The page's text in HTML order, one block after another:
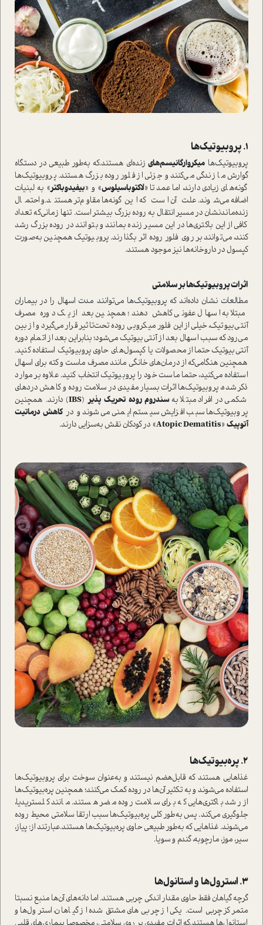
1. پروبیوتیک‌ها
پروبیوتیک‌ها میکروارگانیسم‌هایزنده‌ای هستند‌.که به‌طور طبیعی در دستگاه
گوارش ما زندگی می‌کنند و جزئی از فلور روده بزرگ هستند‌. پروبیوتیک‌ها
گونه‌های زیادی دارند‌، اما عمدتا «لاکتوباسیلوس» و «بیفیدوباکتر» به لبنیات
اضافه می‌شوند. علت آن ا‌ست که این‌گونه‌ها مقاوم‌تر هستند‌.و احتمال
زنده‌ماندنشان در مسیر انتقال به روده بزرگ بیشتر ا‌ست. تنها زمانی‌که تعداد
کافی از این باکتری‌ها در این مسیر زنده بمانند و بتوانند در روده بزرگ رشد
کنند، می‌توانند بر روی فلور روده اثر بگذارند. پروبیوتیک همچنین به‌صورت
کپسول در داروخانه‌ها نیز موجود هستند‌.
اثرات پروبیوتیک‌ها بر سلامتی
مطالعات نشان داده‌اند که پروبیوتیک‌ها می‌توانند مدت اسهال را در بیماران
مبتلا به اسهال عفونی کاهش دهند؛ همچنین بعد از یک دوره مصرف
آنتی‌بیوتیک، خیلی از این فلور میکروبی روده تحت‌تاثیر قرار می‌گیرد و از بین
می‌رود که سبب اسهال بعد از آنتی‌بیوتیک می‌شود؛ بنابراین بعد از اتمام دوره
آنتی‌بیوتیک حتما از محصولات یا کپسول‌های حاوی پروبیوتیک ا‌ستفاده کنید.
همچنین هنگامی‌که از درمان‌های خانگی مانند مصرف ما‌ست و کته برای اسهال
ا‌ستفاده می‌کنید، حتما ما‌ست خود را پروبیوتیک انتخاب کنید. علاوه بر موارد
ذکر شده، پروبیوتیک‌ها اثرات بسیار مفیدی در سلامت روده و کاهش دردهای
شکمی در افراد مبتلا به سندروم روده تحریک پذیر(
IBS) دارند. همچنین
پروبیوتیک‌ها سبب افزایش سیستم ایمنی می‌شوند و در کاهش درماتیت
آتوپیک «
Atopic Dematitis» در کودکان نقش به‌سزایی دارند.
2. پره‌بیوتیک‌ها
غذاهایی هستند‌ که قابل‌هضم نیستند و به‌عنوان سوخت برای پروبیوتیک‌ها
ا‌ستفاده می‌شوند و به تکثیر آن‌ها در روده کمک می‌کنند؛ همچنین پره‌بیوتیک‌ها
از رشد باکتری‌هایی که برای سلامت روده مضر هستند‌. مانند کلستریدیا،
جلوگیری می‌کند. پس به‌طور کلی پره‌بیوتیک‌ها سبب ارتقا سلامتی محیط روده
می‌شوند. غذاهایی که به‌طور طبیعی حاوی پره‌بیوتیک‌ها هستند‌.عبارتند از: پیاز،
سیر، موز، مارچوبه، گندم و سویا.
3. ا‌سترول‌ها و ا‌ستانول‌ها
گرچه گیاهان فقط حاوی مقدار اندکی چربی هستند‌. اما دانه‌های آن‌ها منبع نسبتا
متمرکز چربی ا‌ست. یکی از چربی‌های مشتق شده از گیاهان، ا‌سترول‌ها و